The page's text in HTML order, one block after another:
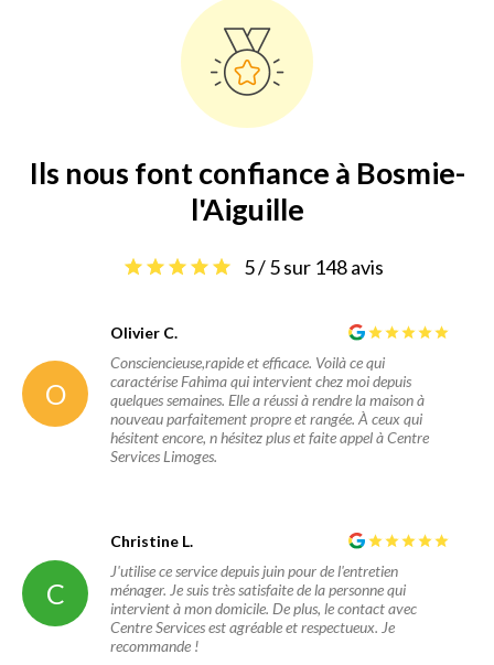
Ils nous font confiance à Bosmie-
l'Aiguille
5 / 5 sur 148 avis
O
Olivier C.
Consciencieuse,rapide et efficace. Voilà ce qui
caractérise Fahima qui intervient chez moi depuis
quelques semaines. Elle a réussi à rendre la maison à
nouveau parfaitement propre et rangée. À ceux qui
hésitent encore, n hésitez plus et faite appel à Centre
Services Limoges.
C
Christine L.
J'utilise ce service depuis juin pour de l'entretien
ménager. Je suis très satisfaite de la personne qui
intervient à mon domicile. De plus, le contact avec
Centre Services est agréable et respectueux. Je
recommande !